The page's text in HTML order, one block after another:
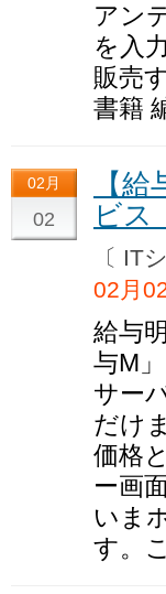
アン
を入
販売
書籍
02月
02
【
ビス
〔 IT
02月
給与
与M
サー
だけ
価格
ー画
いま
す。